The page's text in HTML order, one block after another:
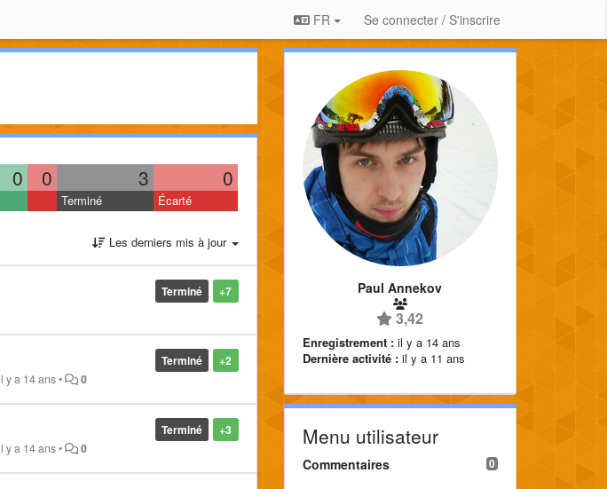
FR Se connecter / S'inscrire
0 0 3 0
Terminé Écarté
Les derniers mis à jour
+7
Terminé
+2
Terminé
y a 14 ans• 0
+3
Terminé
y a 14 ans• 0
Paul Annekov
3,42
Enregistrement : il y a 14 ans
Dernière activité : il y a 11 ans
Menu utilisateur
0
Commentaires